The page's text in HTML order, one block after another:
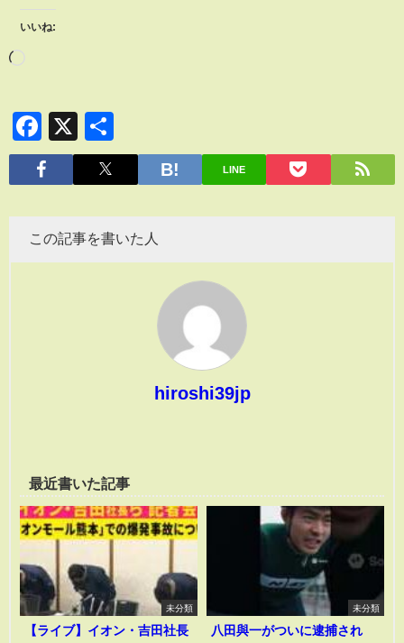
いいね:
Facebook
X
有
LINE
この記事を書いた人
hiroshi39jp
最近書いた記事
未分類
【ライブ】イオン・吉田社長
未分類
八田與一がついに逮捕され